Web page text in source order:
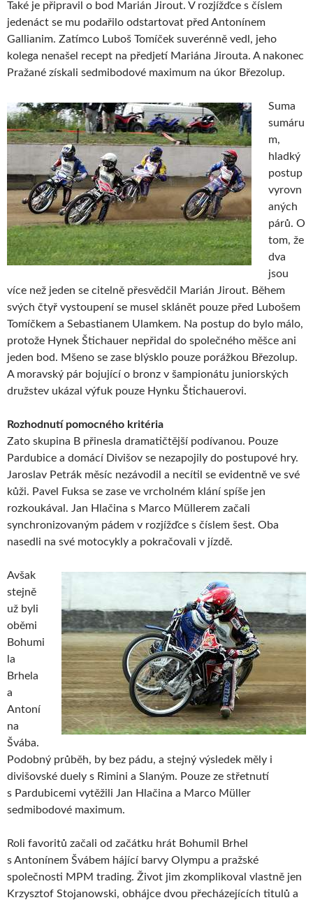
Také je připravil o bod Marián Jirout. V rozjížďce s číslem
jedenáct se mu podařilo odstartovat před Antonínem
Gallianim. Zatímco Luboš Tomíček suverénně vedl, jeho
kolega nenašel recept na předjetí Mariána Jirouta. A nakonec
Pražané získali sedmibodové maximum na úkor Březolup.
Suma
sumáru
m,
hladký
postup
vyrovn
aných
párů. O
tom, že
dva
jsou
více než jeden se citelně přesvědčil Marián Jirout. Během
svých čtyř vystoupení se musel sklánět pouze před Lubošem
Tomíčkem a Sebastianem Ulamkem. Na postup do bylo málo,
protože Hynek Štichauer nepřidal do společného měšce ani
jeden bod. Mšeno se zase blýsklo pouze porážkou Březolup.
A moravský pár bojující o bronz v šampionátu juniorských
družstev ukázal výfuk pouze Hynku Štichauerovi.
Rozhodnutí pomocného kritéria
Zato skupina B přinesla dramatičtější podívanou. Pouze
Pardubice a domácí Divišov se nezapojily do postupové hry.
Jaroslav Petrák měsíc nezávodil a necítil se evidentně ve své
kůži. Pavel Fuksa se zase ve vrcholném klání spíše jen
rozkoukával. Jan Hlačina s Marco Müllerem začali
synchronizovaným pádem v rozjížďce s číslem šest. Oba
nasedli na své motocykly a pokračovali v jízdě.
Avšak
stejně
už byli
oběmi
Bohumi
la
Brhela
a
Antoní
na
Švába.
Podobný průběh, by bez pádu, a stejný výsledek měly i
divišovské duely s Rimini a Slaným. Pouze ze střetnutí
s Pardubicemi vytěžili Jan Hlačina a Marco Müller
sedmibodové maximum.
Roli favoritů začali od začátku hrát Bohumil Brhel
s Antonínem Švábem hájící barvy Olympu a pražské
společnosti MPM trading. Život jim zkomplikoval vlastně jen
Krzysztof Stojanowski, obhájce dvou přecházejících titulů a